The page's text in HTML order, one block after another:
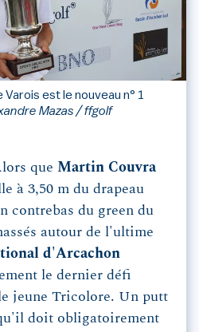
est le nouveau n° 1
Mazas / ffgolf
que Martin Couvra
à 3,50 m du drapeau
contrebas du green du
autour de l'ultime
d'Arcachon
le dernier défi
jeune Tricolore. Un putt
doit obligatoirement